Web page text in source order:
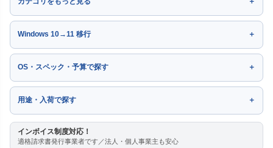
Windows 10→11 移行
OS・スペック・予算で探す
用途・入荷で探す
インボイス制度対応！
適格請求書発行事業者です／法人・個人事業主も安心